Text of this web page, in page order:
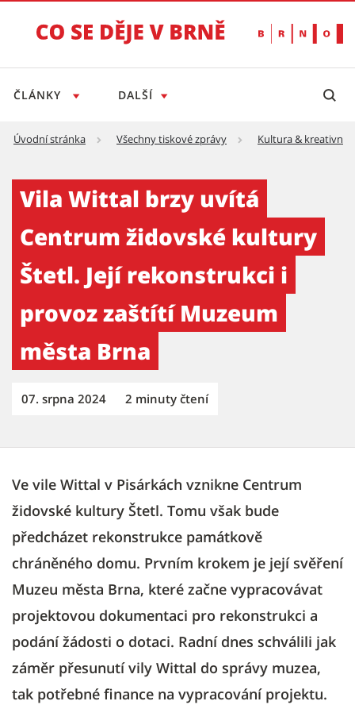
ČLÁNKY DALŠÍ
Úvodní stránka Všechny tiskové zprávy Kultura & kreativní
Vila Wittal brzy uvítá
Centrum židovské kultury
Štetl. Její rekonstrukci i
provoz zaštítí Muzeum
města Brna
07. srpna 2024 2 minuty čtení
Ve vile Wittal v Pisárkách vznikne Centrum
židovské kultury Štetl. Tomu však bude
předcházet rekonstrukce památkově
chráněného domu. Prvním krokem je její svěření
Muzeu města Brna, které začne vypracovávat
projektovou dokumentaci pro rekonstrukci a
podání žádosti o dotaci. Radní dnes schválili jak
záměr přesunutí vily Wittal do správy muzea,
tak potřebné finance na vypracování projektu.